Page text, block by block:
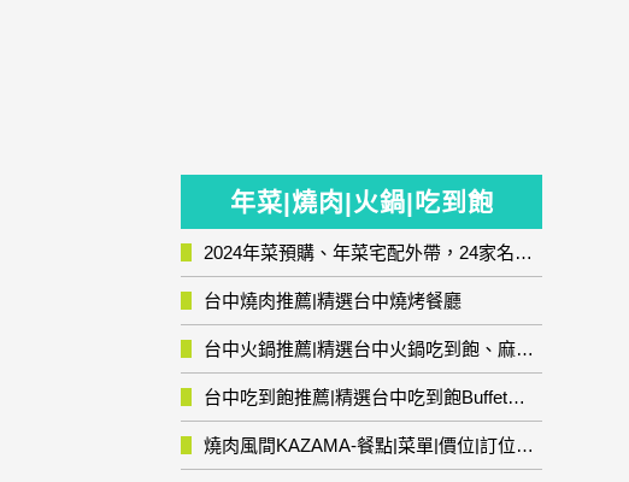
年菜|燒肉|火鍋|吃到飽
2024年菜預購、年菜宅配外帶，24家名店年菜推薦整理，圍爐輕鬆上菜團圓趣
台中燒肉推薦|精選台中燒烤餐廳
台中火鍋推薦|精選台中火鍋吃到飽、麻辣鍋、鴛鴦鍋、石頭火鍋、酸菜白肉鍋、海鮮鍋、燒酒雞、麻油雞、壽喜燒等熱門人氣火鍋店!
台中吃到飽推薦|精選台中吃到飽Buffet自助餐廳
燒肉風間KAZAMA-餐點|菜單|價位|訂位資訊